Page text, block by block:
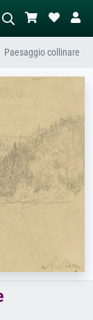
immagini AI
rosso, dipinto a
in piedi vicino a un
albero.
Paesaggio collinare